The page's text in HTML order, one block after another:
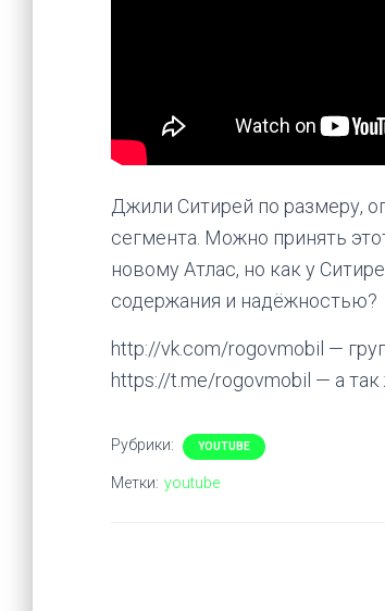
Джили Ситирей по размеру,
сегмента. Можно принять
новому Атлас, но как у
содержания и надёжностью?
http://vk.com/rogovmobil —
https://t.me/rogovmobil — а
Рубрики: YOUTUBE
Метки: youtube